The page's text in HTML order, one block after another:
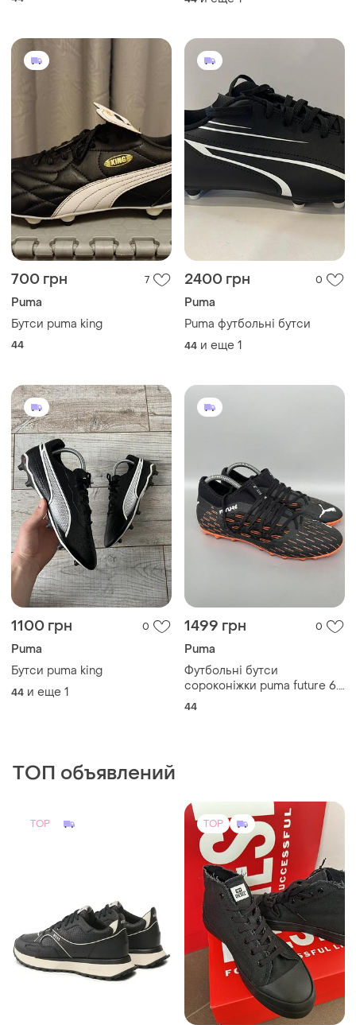
700 грн 7
Puma
Бутси puma king
44
2400 грн 0
Puma
Puma футбольні бутси
44 и еще 1
1100 грн 0
Puma
Бутси puma king
44 и еще 1
1499 грн 0
Puma
Футбольні бутси
сороконіжки puma future 6.3
44р.28см.
44
ТОП объявлений
TOP TOP